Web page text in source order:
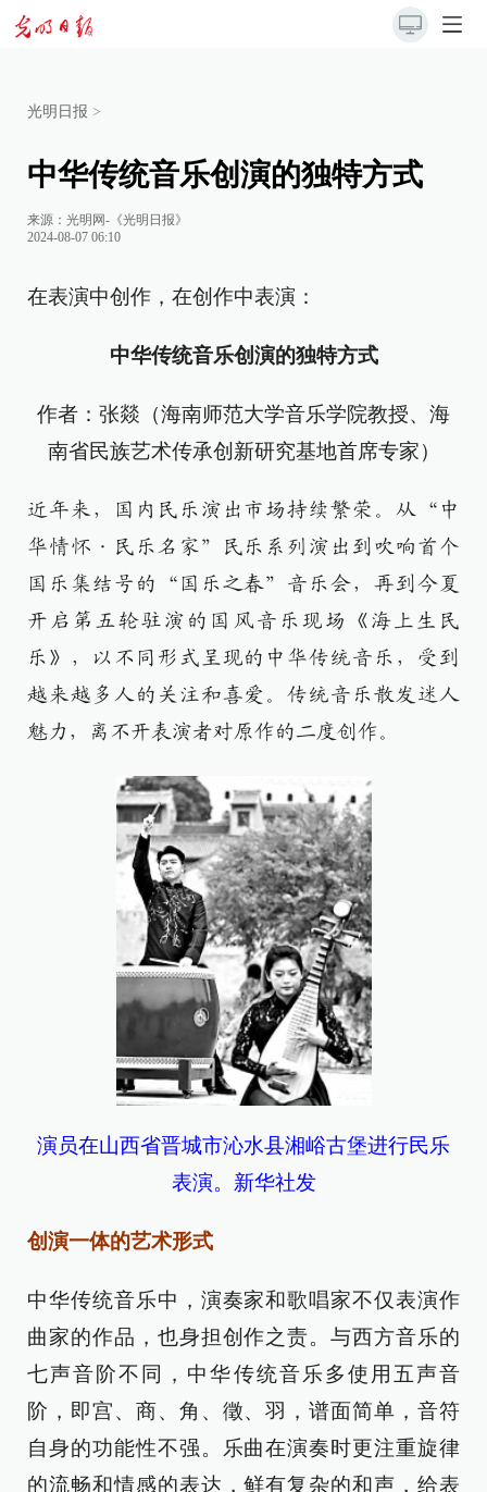
光明日报 >
中华传统音乐创演的独特方式
来源： 光明网-《光明日报》
2024-08-07 06:10
在表演中创作，在创作中表演：
中华传统音乐创演的独特方式
作者：张燚（海南师范大学音乐学院教授、海
南省民族艺术传承创新研究基地首席专家）
近年来，国内民乐演出市场持续繁荣。从“中
华情怀·民乐名家”民乐系列演出到吹响首个
国乐集结号的“国乐之春”音乐会，再到今夏
开启第五轮驻演的国风音乐现场《海上生民
乐》，以不同形式呈现的中华传统音乐，受到
越来越多人的关注和喜爱。传统音乐散发迷人
魅力，离不开表演者对原作的二度创作。
演员在山西省晋城市沁水县湘峪古堡进行民乐
表演。新华社发
创演一体的艺术形式
中华传统音乐中，演奏家和歌唱家不仅表演作
曲家的作品，也身担创作之责。与西方音乐的
七声音阶不同，中华传统音乐多使用五声音
阶，即宫、商、角、徵、羽，谱面简单，音符
自身的功能性不强。乐曲在演奏时更注重旋律
的流畅和情感的表达，鲜有复杂的和声，给表